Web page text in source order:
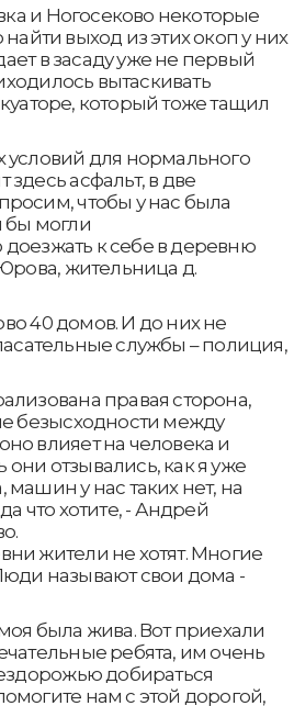
и Ногосеково некоторые
выход из этих окоп у них
в засаду уже не первый
вытаскивать
который тоже тащил
условий для нормального
асфальт, в две
чтобы у нас была
бы могли
к себе в деревню
жительница д.
40 домов. И до них не
службы – полиция,
правая сторона,
безысходности между
влияет на человека и
отзывались, как я уже
у нас таких нет, на
что хотите, - Андрей
жители не хотят. Многие
называют свои дома -
была жива. Вот приехали
ребята, им очень
добираться
нам с этой дорогой,